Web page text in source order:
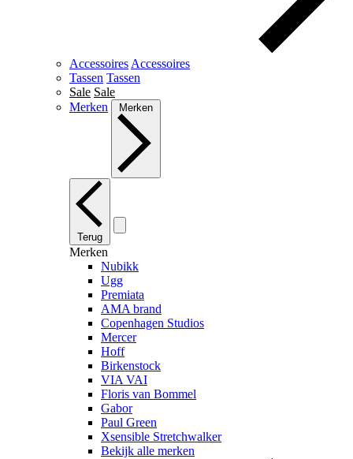
Accessoires Accessoires
Tassen Tassen
Sale Sale
Merken
Merken
Terug
Merken
Nubikk
Ugg
Premiata
AMA brand
Copenhagen Studios
Mercer
Hoff
Birkenstock
VIA VAI
Floris van Bommel
Gabor
Paul Green
Xsensible Stretchwalker
Bekijk alle merken